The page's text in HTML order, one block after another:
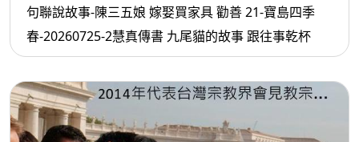
句聯說故事-陳三五娘 嫁娶買家具 勸善 21-寶島四季
春-20260725-2慧真傳書 九尾貓的故事 跟往事乾杯